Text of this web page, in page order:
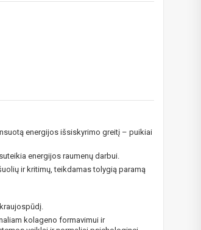
energijos išsiskyrimo greitį – puikiai
energijos raumenų darbui.
ir kritimų, teikdamas tolygią paramą
kolageno formavimui ir